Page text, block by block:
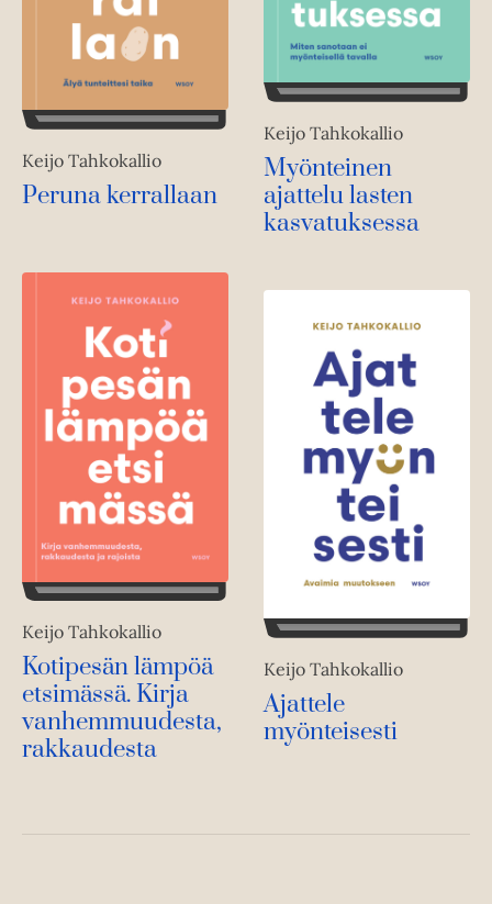
Keijo Tahkokallio
Peruna kerrallaan
Keijo Tahkokallio
Myönteinen
ajattelu lasten
kasvatuksessa
Keijo Tahkokallio
Kotipesän lämpöä
etsimässä. Kirja
vanhemmuudesta,
rakkaudesta
Keijo Tahkokallio
Ajattele
myönteisesti